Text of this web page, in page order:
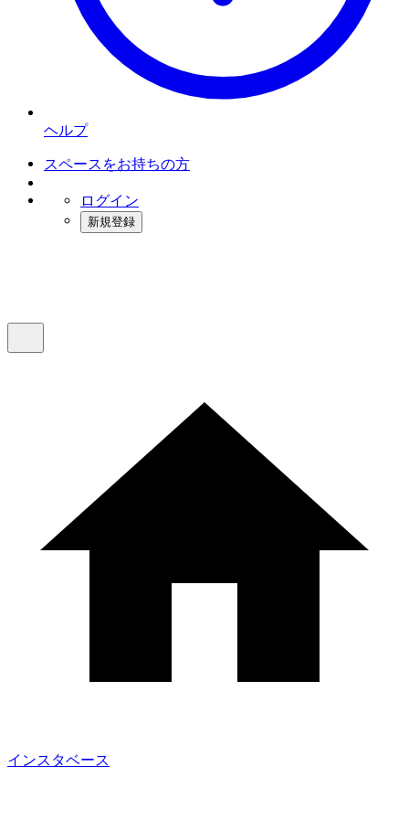
ヘルプ
スペースをお持ちの方
ログイン
新規登録
インスタベース